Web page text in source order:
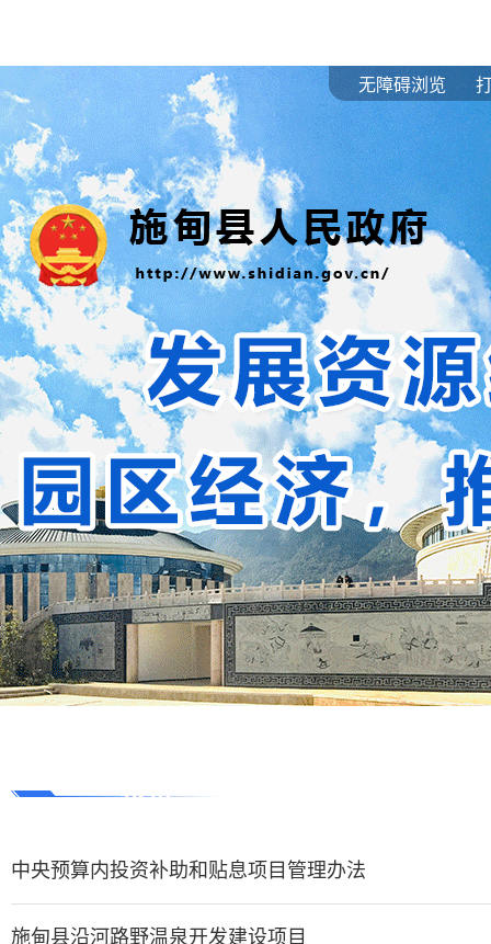
无障碍浏览
投资
中央预算内投资补助和贴息项目管理办法
施甸县沿河路野温泉开发建设项目